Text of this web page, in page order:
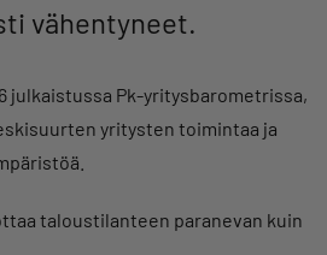
vähentyneet.
julkaistussa Pk-yritysbarometrissa,
yritysten toimintaa ja
taloustilanteen paranevan kuin